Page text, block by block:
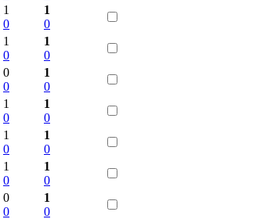
1
0
1
0
1
0
1
0
0
0
1
0
1
0
1
0
1
0
1
0
1
0
1
0
0
0
1
0